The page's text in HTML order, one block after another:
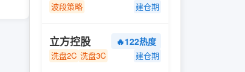
波段策略 建仓期
立方控股 🔥122热度
洗盘2C 洗盘3C 建仓期